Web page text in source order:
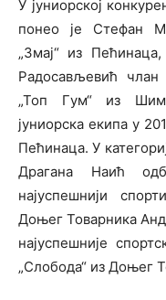
У јуниорској
понео је Стефан
„Змај“ из
Радосављевић
„Топ Гyм“ из
јуниорска екипа у
Пећинаца. У
Драгана Наић
најуспешнији
Доњег Товарника
најуспешније
„Слобода“ из Доњег